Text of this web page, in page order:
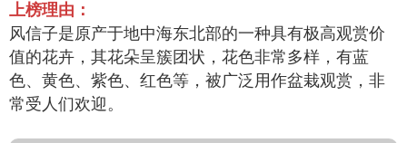
上榜理由：
风信子是原产于地中海东北部的一种具有极高观赏价
值的花卉，其花朵呈簇团状，花色非常多样，有蓝
色、黄色、紫色、红色等，被广泛用作盆栽观赏，非
常受人们欢迎。